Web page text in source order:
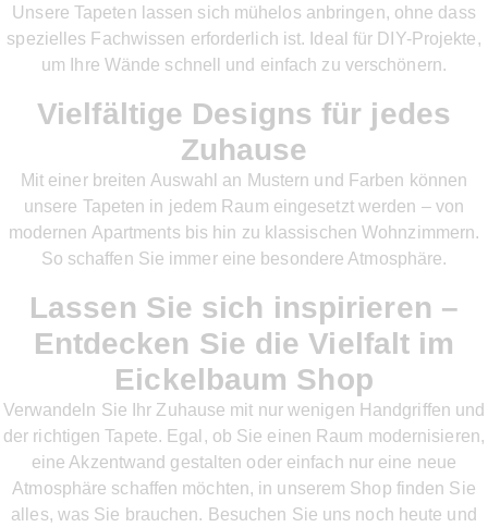
Unsere Tapeten lassen sich mühelos anbringen, ohne dass
spezielles Fachwissen erforderlich ist. Ideal für DIY-Projekte,
um Ihre Wände schnell und einfach zu verschönern.
Vielfältige Designs für jedes
Zuhause
Mit einer breiten Auswahl an Mustern und Farben können
unsere Tapeten in jedem Raum eingesetzt werden – von
modernen Apartments bis hin zu klassischen Wohnzimmern.
So schaffen Sie immer eine besondere Atmosphäre.
Lassen Sie sich inspirieren –
Entdecken Sie die Vielfalt im
Eickelbaum Shop
Verwandeln Sie Ihr Zuhause mit nur wenigen Handgriffen und
der richtigen Tapete. Egal, ob Sie einen Raum modernisieren,
eine Akzentwand gestalten oder einfach nur eine neue
Atmosphäre schaffen möchten, in unserem Shop finden Sie
alles, was Sie brauchen. Besuchen Sie uns noch heute und